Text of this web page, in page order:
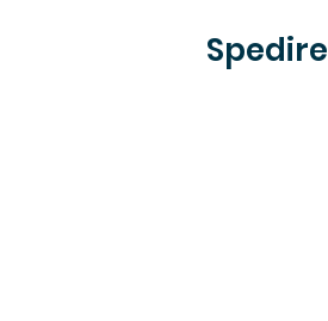
Spedire